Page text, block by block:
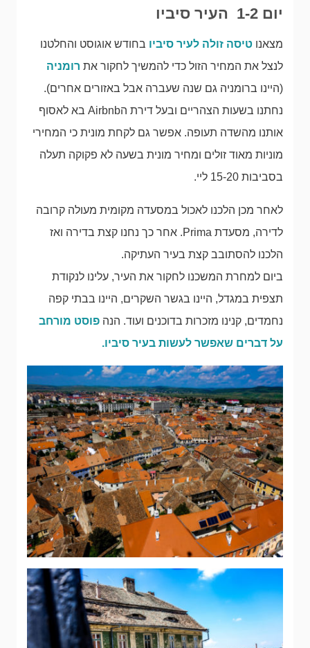
יום 1-2 העיר סיביו
מצאנו טיסה זולה לעיר סיביו בחודש אוגוסט והחלטנו
לנצל את המחיר הזול כדי להמשיך לחקור את רומניה
(היינו ברומניה גם שנה שעברה אבל באזורים אחרים).
נחתנו בשעות הצהריים ובעל דירת הAirbnb בא לאסוף
אותנו מהשדה תעופה. אפשר גם לקחת מונית כי המחירי
מוניות מאוד זולים ומחיר מונית בשעה לא פקוקה תעלה
בסביבות 15-20 ליי.
לאחר מכן הלכנו לאכול במסעדה מקומית מעולה קרובה
לדירה, מסעדת Prima. אחר כך נחנו קצת בדירה ואז
הלכנו להסתובב קצת בעיר העתיקה.
ביום למחרת המשכנו לחקור את העיר, עלינו לנקודת
תצפית במגדל, היינו בגשר השקרים, היינו בבתי קפה
נחמדים, קנינו מזכרות בדוכנים ועוד. הנה פוסט מורחב
על דברים שאפשר לעשות בעיר סיביו.